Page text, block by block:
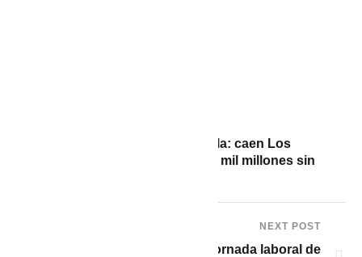
Robo del siglo en Barranquilla: caen Los
Usurpadores, tras hurtar $85 mil millones sin
NEXT POST
El millonario que propone una jornada laboral de